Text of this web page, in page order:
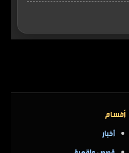
أقسام
أخبار